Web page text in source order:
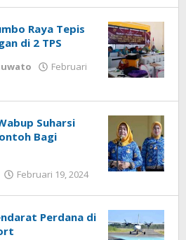
Raya Tepis
di 2 TPS
Februari
Suharsi
Bagi
Februari 19, 2024
oleh
Perdana di